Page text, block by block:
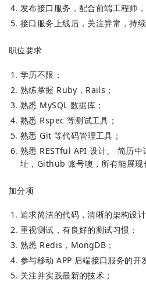
发布接口服务，配合前端工程师
接口服务上线后，关注异常，持续
职位要求
学历不限；
熟练掌握 Ruby，Rails；
熟悉 MySQL 数据库；
熟悉 Rspec 等测试工具；
熟悉 Git 等代码管理工具；
熟悉 RESTful API 设计。 简历中
址，Github 账号噢，所有能展现
加分项
追求简洁的代码，清晰的架构设计
重视测试，有良好的测试习惯；
熟悉 Redis，MongDB；
参与移动 APP 后端接口服务的开
关注并实践最新的技术；